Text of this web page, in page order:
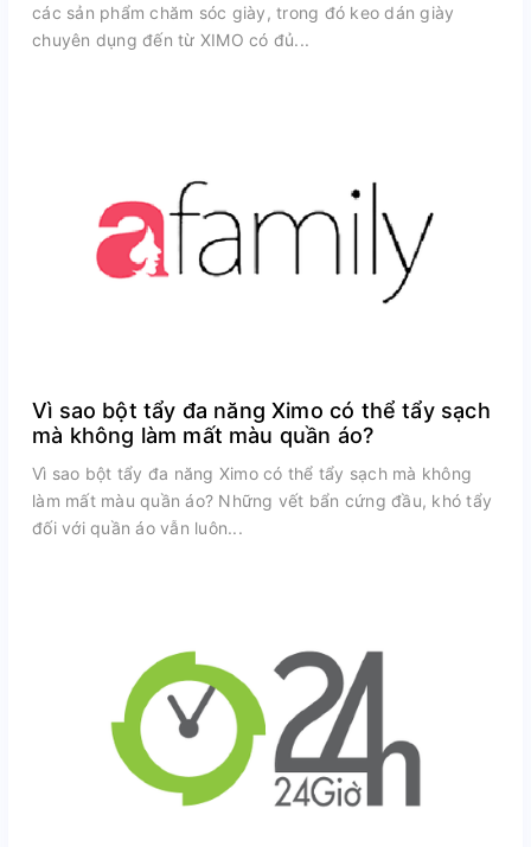
các sản phẩm chăm sóc giày, trong đó keo dán giày
chuyên dụng đến từ XIMO có đủ...
Vì sao bột tẩy đa năng Ximo có thể tẩy sạch
mà không làm mất màu quần áo?
Vì sao bột tẩy đa năng Ximo có thể tẩy sạch mà không
làm mất màu quần áo? Những vết bẩn cứng đầu, khó tẩy
đối với quần áo vẫn luôn...